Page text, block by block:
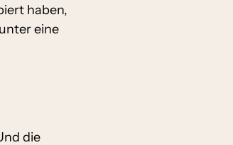
haben,
eine
die